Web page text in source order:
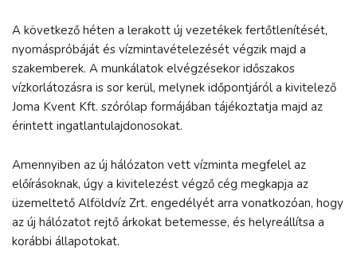
A következő héten a lerakott új vezetékek fertőtlenítését,
nyomáspróbáját és vízmintavételezését végzik majd a
szakemberek. A munkálatok elvégzésekor időszakos
vízkorlátozásra is sor kerül, melynek időpontjáról a kivitelező
Joma Kvent Kft. szórólap formájában tájékoztatja majd az
érintett ingatlantulajdonosokat.
Amennyiben az új hálózaton vett vízminta megfelel az
előírásoknak, úgy a kivitelezést végző cég megkapja az
üzemeltető Alföldvíz Zrt. engedélyét arra vonatkozóan, hogy
az új hálózatot rejtő árkokat betemesse, és helyreállítsa a
korábbi állapotokat.